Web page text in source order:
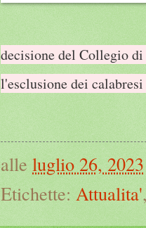
decisione del Collegio
l'esclusione dei
alle luglio 26, 2023
Etichette: Attualita'